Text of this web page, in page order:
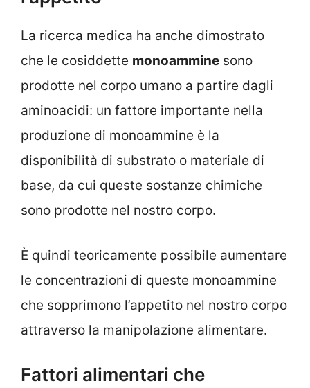
La ricerca medica ha anche dimostrato
che le cosiddette monoammine sono
prodotte nel corpo umano a partire dagli
aminoacidi: un fattore importante nella
produzione di monoammine è la
disponibilità di substrato o materiale di
base, da cui queste sostanze chimiche
sono prodotte nel nostro corpo.
È quindi teoricamente possibile aumentare
le concentrazioni di queste monoammine
che sopprimono l’appetito nel nostro corpo
attraverso la manipolazione alimentare.
Fattori alimentari che